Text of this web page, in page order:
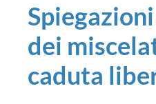
dei
caduta